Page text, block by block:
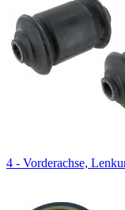
4 - Vorderachse,